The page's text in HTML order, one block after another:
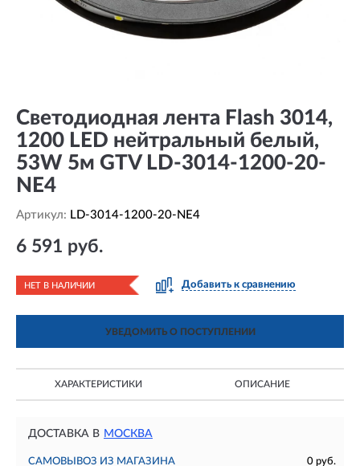
Светодиодная лента Flash 3014,
1200 LED нейтральный белый,
53W 5м GTV LD-3014-1200-20-
NE4
Артикул: LD-3014-1200-20-NE4
6 591 руб.
НЕТ В НАЛИЧИИ Добавить к сравнению
УВЕДОМИТЬ О ПОСТУПЛЕНИИ
ХАРАКТЕРИСТИКИ ОПИСАНИЕ
ДОСТАВКА В МОСКВА
САМОВЫВОЗ ИЗ МАГАЗИНА
0 руб.